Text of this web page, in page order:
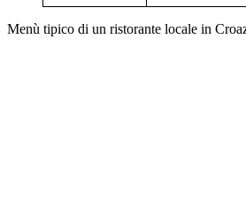
Menù tipico di un ristorante locale in